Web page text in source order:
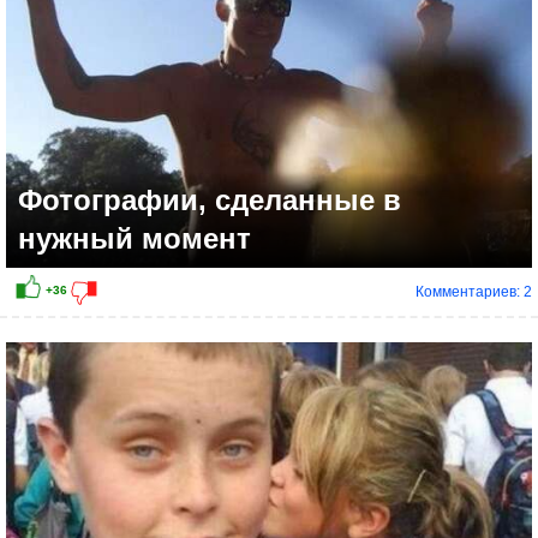
+24
Фотографии, сделанные в
нужный момент
Комментариев: 2